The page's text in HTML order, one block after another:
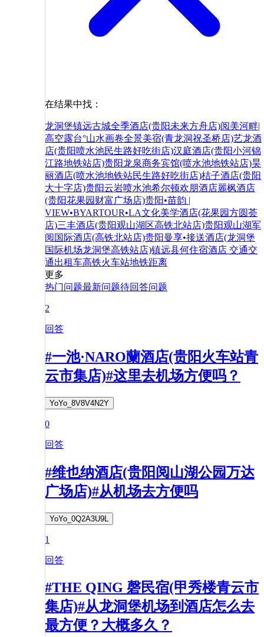
在结果中找：
龙洞堡镇远古城全季酒店(贵阳未来方舟店)阅美河畔|
高空露台°山水画卷全景美宿(青龙洞祝圣桥店)艺龙酒
店(贵阳喷水池民生路好吃街店)汉庭酒店(贵阳小河锦
江路地铁站店)贵阳龙泉商务宾馆(喷水池地铁站店)昊
丽酒店(喷水池地铁站民生路好吃街店)桔子酒店(贵阳
大十字店)贵阳云岩喷水池希尔顿欢朋酒店麗枫酒店
(贵阳花果园财富广场店)贵阳•苗韵 |
VIEW•BYARTOUR•LA文化美学酒店(花果园方圆荟
店)三丰酒店(贵阳观山湖区高铁北站店)贵阳观山湖军
阅国际酒店(高铁北站店)贵阳曼享•接送酒店(龙洞堡
国际机场龙洞堡高铁站店)镇远县何住宿酒店 交通交
通出租车高铁火车站地铁距离
更多
热门问题最新问题待回答问题
2
回答
#一池·NARO蘭酒店(贵阳火车站青
云市集店)#这里去机场方便吗？
YoYo_8V8V4N2Y
0
回答
#维也纳酒店(贵阳阅山湖公园万达
广场店)#从机场去方便吗
YoYo_0Q2A3U9L
1
回答
#THE QING 磬民宿(甲秀楼青云市
集店)#从龙洞堡机场到酒店怎么去
最方便？大概多久？